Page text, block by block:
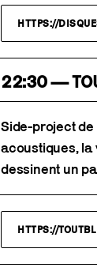
HTTPS://
22:30 —
Side-project de
acoustiques, la
dessinent un
HTTPS://